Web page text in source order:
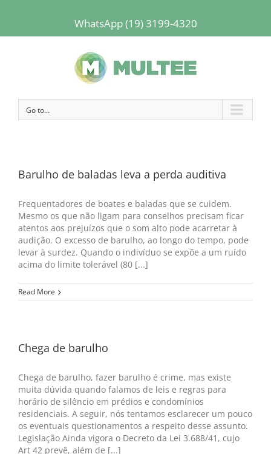
WhatsApp (19) 3199-4320
Go to...
Barulho de baladas leva a perda auditiva
Frequentadores de boates e baladas que se cuidem.
Mesmo os que não ligam para conselhos precisam ficar
atentos aos prejuízos que o som alto pode acarretar à
audição. O excesso de barulho, ao longo do tempo, pode
levar à surdez. Quando o indivíduo se expõe a um ruído
acima do limite tolerável (80 [...]
Read More
Chega de barulho
Chega de barulho, fazer barulho é crime, mas existe
muita dúvida quando falamos de leis e regras para
horário de silêncio em prédios e condomínios
residenciais. A seguir, nós tentamos esclarecer um pouco
os eventuais questionamentos a respeito desse assunto.
Legislação Ainda vigora o Decreto da Lei 3.688/41, cujo
Art 42 prevê, além de [...]